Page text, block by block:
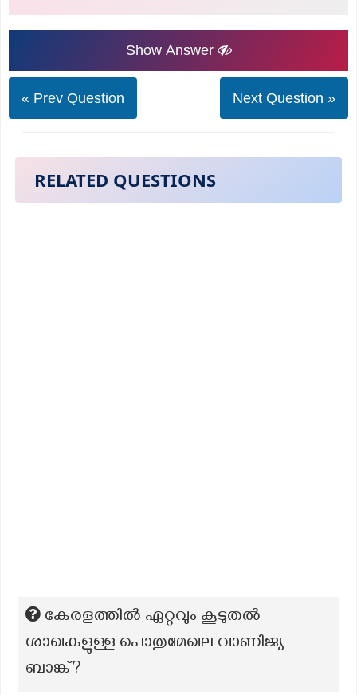
Show Answer
« Prev Question Next Question »
RELATED QUESTIONS
കേരളത്തിൽ ഏറ്റവും കൂടുതൽ
ശാഖകളുള്ള പൊതുമേഖല വാണിജ്യ
ബാങ്ക്?